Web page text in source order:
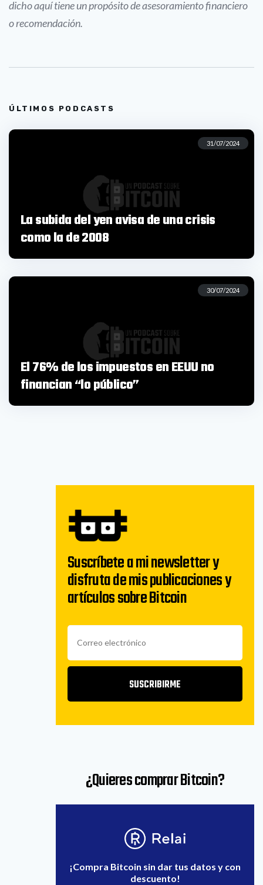
dicho aquí tiene un propósito de asesoramiento financiero
o recomendación.
ÚLTIMOS PODCASTS
31/07/2024
La subida del yen avisa de una crisis
como la de 2008
30/07/2024
El 76% de los impuestos en EEUU no
financian “lo público”
Suscríbete a mi newsletter y
disfruta de mis publicaciones y
artículos sobre Bitcoin
SUSCRIBIRME
¿Quieres comprar Bitcoin?
¡Compra Bitcoin sin dar tus datos y con
descuento!